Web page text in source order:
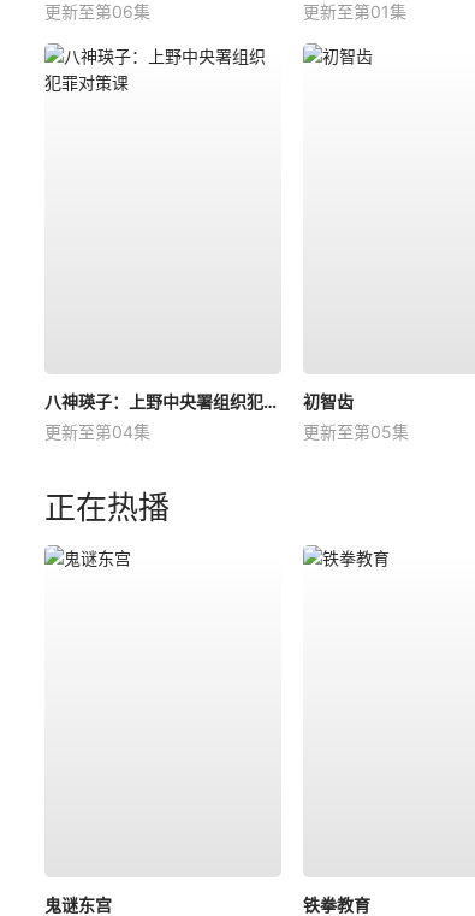
更新至第06集
更新至第01集
八神瑛子：上野中央署组织犯罪对策课
更新至第04集
初智齿
更新至第05集
正在热播
鬼谜东宫
铁拳教育